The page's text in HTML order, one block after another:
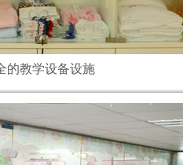
的教学设备设施